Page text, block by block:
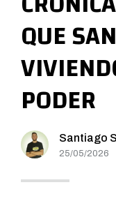
QUE
PODER
Santiago
25/05/2026